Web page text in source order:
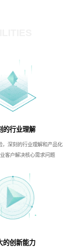
的行业理解
，深刻的行业理解和产品化
客户解决核心需求问题
的创新能力